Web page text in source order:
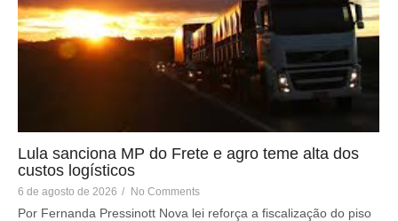
Lula sanciona MP do Frete e agro teme alta dos
custos logísticos
6 de agosto de 2026 / No Comments
Por Fernanda Pressinott Nova lei reforça a fiscalização do piso